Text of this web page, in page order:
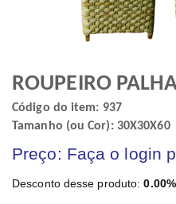
ROUPEIRO
Código do item: 937
Tamanho (ou Cor): 30X30X60
Preço: Faça o login
Desconto desse produto:0.00%